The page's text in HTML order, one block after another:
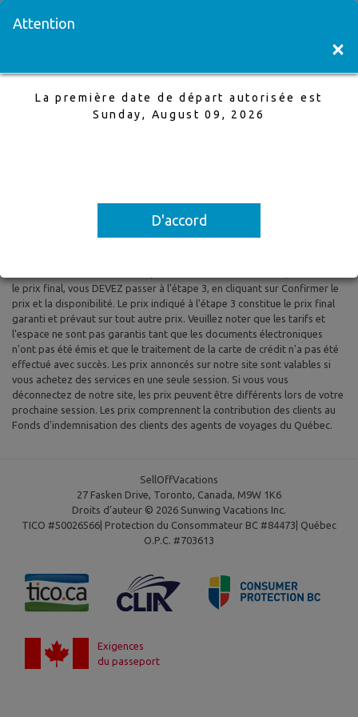
Montreal à Paris
15 Oct,2025 à 26 Oct,2025, 1 Adultes
Tous les prix sont basés sur le tarif aérien aller-retour et le tarif aérien
le prix final, vous DEVEZ passer à l'étape 3, en cliquant sur Confirmer le
prix et la disponibilité. Le prix indiqué à l'étape 3 constitue le prix final
garanti et prévaut sur tout autre prix. Veuillez noter que les tarifs et
l'espace ne sont pas garantis tant que les documents électroniques
n'ont pas été émis et que le traitement de la carte de crédit n'a pas été
effectué avec succès. Les prix annoncés sur notre site sont valables si
vous achetez des services en une seule session. Si vous vous
déconnectez de notre site, les prix peuvent être différents lors de votre
prochaine session. Les prix comprennent la contribution des clients au
Fonds d'indemnisation des clients des agents de voyages du Québec.
SellOffVacations
27 Fasken Drive, Toronto, Canada, M9W 1K6
Droits d’auteur © 2026 Sunwing Vacations Inc.
TICO #50026566| Protection du Consommateur BC #84473| Québec
O.P.C. #703613
Exigences
du passeport
Attention
×
La première date de départ autorisée est
Sunday, August 09, 2026
D'accord